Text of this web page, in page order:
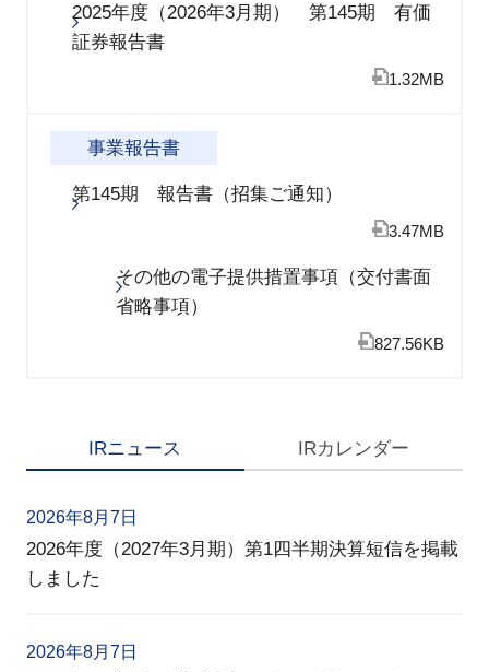
2025年度（2026年3月期） 第145期 有価
証券報告書
1.32MB
事業報告書
第145期 報告書（招集ご通知）
3.47MB
その他の電子提供措置事項（交付書面
省略事項）
827.56KB
IRニュース IRカレンダー
2026年8月7日
2026年度（2027年3月期）第1四半期決算短信を掲載
しました
2026年8月7日